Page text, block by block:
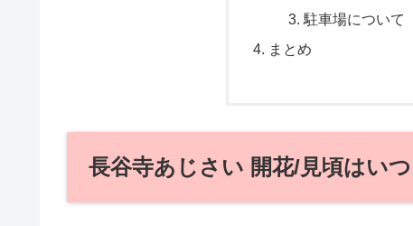
駐車場について
まとめ
長谷寺あじさい 開花/見頃はいつ